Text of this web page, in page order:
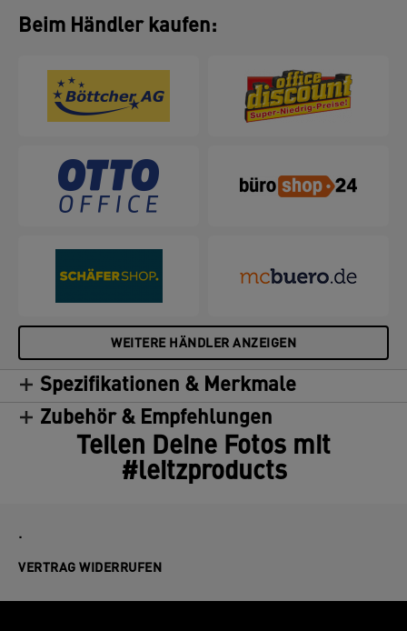
Beim Händler kaufen:
WEITERE HÄNDLER ANZEIGEN
Spezifikationen & Merkmale
Zubehör & Empfehlungen
Teilen Deine Fotos mit
#leitzproducts
.
VERTRAG WIDERRUFEN